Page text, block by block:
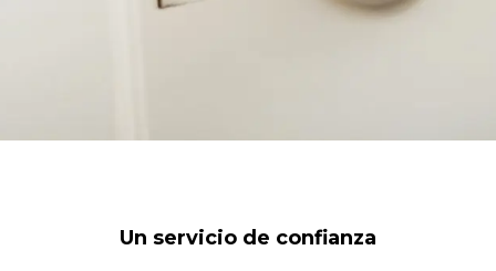
Un servicio de confianza